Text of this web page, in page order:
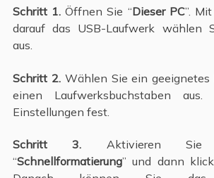
Schritt 1. Öffnen Sie “Dieser PC”.
darauf das USB-Laufwerk wählen
aus.
Schritt 2.Wählen Sie ein geeignetes
einen Laufwerksbuchstaben
Einstellungen fest.
Schritt 3. Aktivieren Sie
“Schnellformatierung” und dann